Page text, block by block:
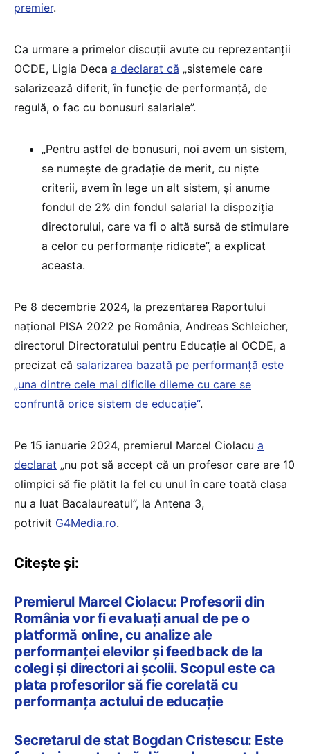
premier.
Ca urmare a primelor discuții avute cu reprezentanții
OCDE, Ligia Deca a declarat că „sistemele care
salarizează diferit, în funcție de performanță, de
regulă, o fac cu bonusuri salariale”.
„Pentru astfel de bonusuri, noi avem un sistem,
se numește de gradație de merit, cu niște
criterii, avem în lege un alt sistem, și anume
fondul de 2% din fondul salarial la dispoziția
directorului, care va fi o altă sursă de stimulare
a celor cu performanțe ridicate”, a explicat
aceasta.
Pe 8 decembrie 2024, la prezentarea Raportului
național PISA 2022 pe România, Andreas Schleicher,
directorul Directoratului pentru Educație al OCDE, a
precizat că salarizarea bazată pe performanță este
„una dintre cele mai dificile dileme cu care se
confruntă orice sistem de educație“.
Pe 15 ianuarie 2024, premierul Marcel Ciolacu a
declarat „nu pot să accept că un profesor care are 10
olimpici să fie plătit la fel cu unul în care toată clasa
nu a luat Bacalaureatul”, la Antena 3,
potrivit G4Media.ro.
Citește și:
Premierul Marcel Ciolacu: Profesorii din
România vor fi evaluaţi anual de pe o
platformă online, cu analize ale
performanţei elevilor şi feedback de la
colegi şi directori ai şcolii. Scopul este ca
plata profesorilor să fie corelată cu
performanţa actului de educaţie
Secretarul de stat Bogdan Cristescu: Este